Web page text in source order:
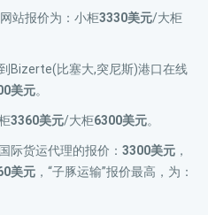
站报价为：小柜3330美元/大柜
Bizerte(比塞大,突尼斯)港口在线
美元。
3360美元/大柜6300美元。
际货运代理的报价： 3300美元 ，
美元 ，“子豚运输”报价最高，为：